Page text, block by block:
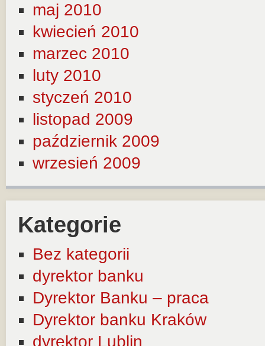
maj 2010
kwiecień 2010
marzec 2010
luty 2010
styczeń 2010
listopad 2009
październik 2009
wrzesień 2009
Kategorie
Bez kategorii
dyrektor banku
Dyrektor Banku – praca
Dyrektor banku Kraków
dyrektor Lublin